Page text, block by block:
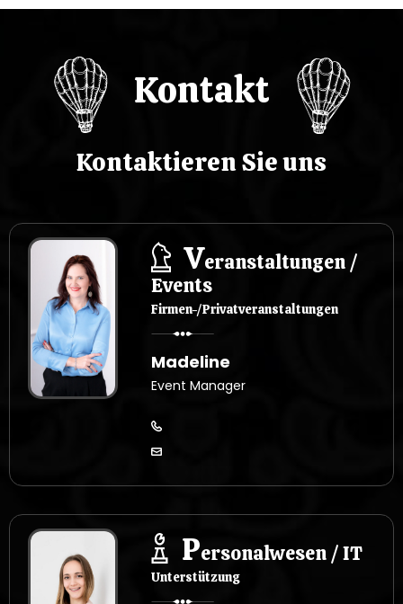
i
Kontakt
Kontaktieren Sie uns
Veranstaltungen /
Events
Firmen-/Privatveranstaltungen
Madeline
Event Manager
Personalwesen / IT
Unterstützung